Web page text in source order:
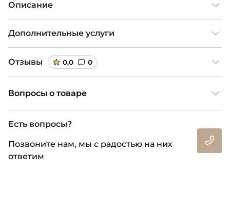
Описание
Дополнительные услуги
Отзывы 0,0 0
Вопросы о товаре
Есть вопросы?
Позвоните нам, мы с радостью на них
ответим